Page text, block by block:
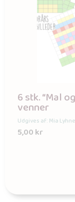
6 stk. “Mal
venner
Udgives af: Mia Lyhne
5,00kr